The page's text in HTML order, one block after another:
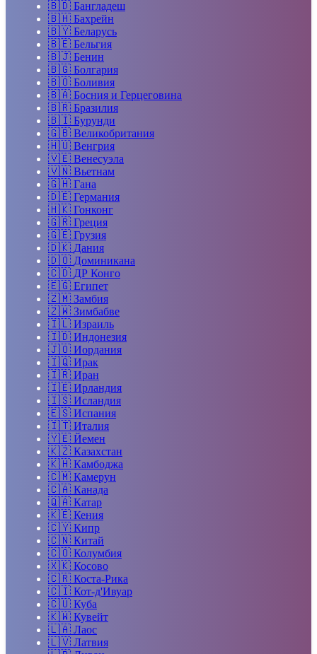
🇧🇩 Бангладеш
🇧🇭 Бахрейн
🇧🇾 Беларусь
🇧🇪 Бельгия
🇧🇯 Бенин
🇧🇬 Болгария
🇧🇴 Боливия
🇧🇦 Босния и Герцеговина
🇧🇷 Бразилия
🇧🇮 Бурунди
🇬🇧 Великобритания
🇭🇺 Венгрия
🇻🇪 Венесуэла
🇻🇳 Вьетнам
🇬🇭 Гана
🇩🇪 Германия
🇭🇰 Гонконг
🇬🇷 Греция
🇬🇪 Грузия
🇩🇰 Дания
🇩🇴 Доминикана
🇨🇩 ДР Конго
🇪🇬 Египет
🇿🇲 Замбия
🇿🇼 Зимбабве
🇮🇱 Израиль
🇮🇩 Индонезия
🇯🇴 Иордания
🇮🇶 Ирак
🇮🇷 Иран
🇮🇪 Ирландия
🇮🇸 Исландия
🇪🇸 Испания
🇮🇹 Италия
🇾🇪 Йемен
🇰🇿 Казахстан
🇰🇭 Камбоджа
🇨🇲 Камерун
🇨🇦 Канада
🇶🇦 Катар
🇰🇪 Кения
🇨🇾 Кипр
🇨🇳 Китай
🇨🇴 Колумбия
🇽🇰 Косово
🇨🇷 Коста-Рика
🇨🇮 Кот-д'Ивуар
🇨🇺 Куба
🇰🇼 Кувейт
🇱🇦 Лаос
🇱🇻 Латвия